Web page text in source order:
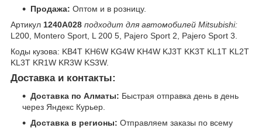
Продажа: Оптом и в розницу.
Артикул 1240A028 подходит для автомобилей Mitsubishi:
L200, Montero Sport, L 200 5, Pajero Sport 2, Pajero Sport 3.
Коды кузова: KB4T KH6W KG4W KH4W KJ3T KK3T KL1T KL2T
KL3T KR1W KR3W KS3W.
Доставка и контакты:
Доставка по Алматы: Быстрая отправка день в день
через Яндекс Курьер.
Доставка в регионы: Отправляем заказы по всему